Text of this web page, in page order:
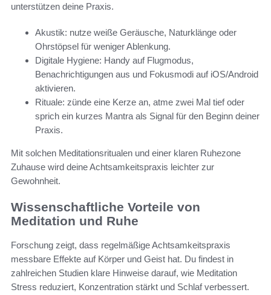
unterstützen deine Praxis.
Akustik: nutze weiße Geräusche, Naturklänge oder
Ohrstöpsel für weniger Ablenkung.
Digitale Hygiene: Handy auf Flugmodus,
Benachrichtigungen aus und Fokusmodi auf iOS/Android
aktivieren.
Rituale: zünde eine Kerze an, atme zwei Mal tief oder
sprich ein kurzes Mantra als Signal für den Beginn deiner
Praxis.
Mit solchen Meditationsritualen und einer klaren Ruhezone
Zuhause wird deine Achtsamkeitspraxis leichter zur
Gewohnheit.
Wissenschaftliche Vorteile von
Meditation und Ruhe
Forschung zeigt, dass regelmäßige Achtsamkeitspraxis
messbare Effekte auf Körper und Geist hat. Du findest in
zahlreichen Studien klare Hinweise darauf, wie Meditation
Stress reduziert, Konzentration stärkt und Schlaf verbessert.